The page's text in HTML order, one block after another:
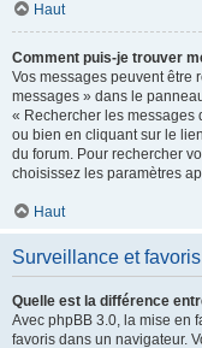
Haut
Comment puis-je trouver
Vos messages peuvent être
messages » dans le
« Rechercher les messages
ou bien en cliquant sur le
du forum. Pour rechercher
choisissez les paramètres
Haut
Surveillance et favoris
Quelle est la différence
Avec phpBB 3.0, la mise en
favoris dans un navigateur.